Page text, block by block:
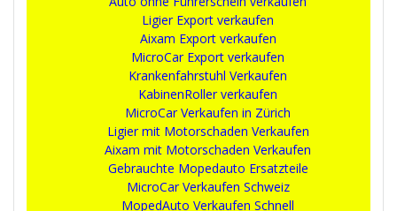
Ligier Export verkaufen
Aixam Export verkaufen
MicroCar Export verkaufen
Krankenfahrstuhl Verkaufen
KabinenRoller verkaufen
MicroCar Verkaufen in Zürich
Ligier mit Motorschaden Verkaufen
Aixam mit Motorschaden Verkaufen
Gebrauchte Mopedauto Ersatzteile
MicroCar Verkaufen Schweiz
MopedAuto Verkaufen Schnell